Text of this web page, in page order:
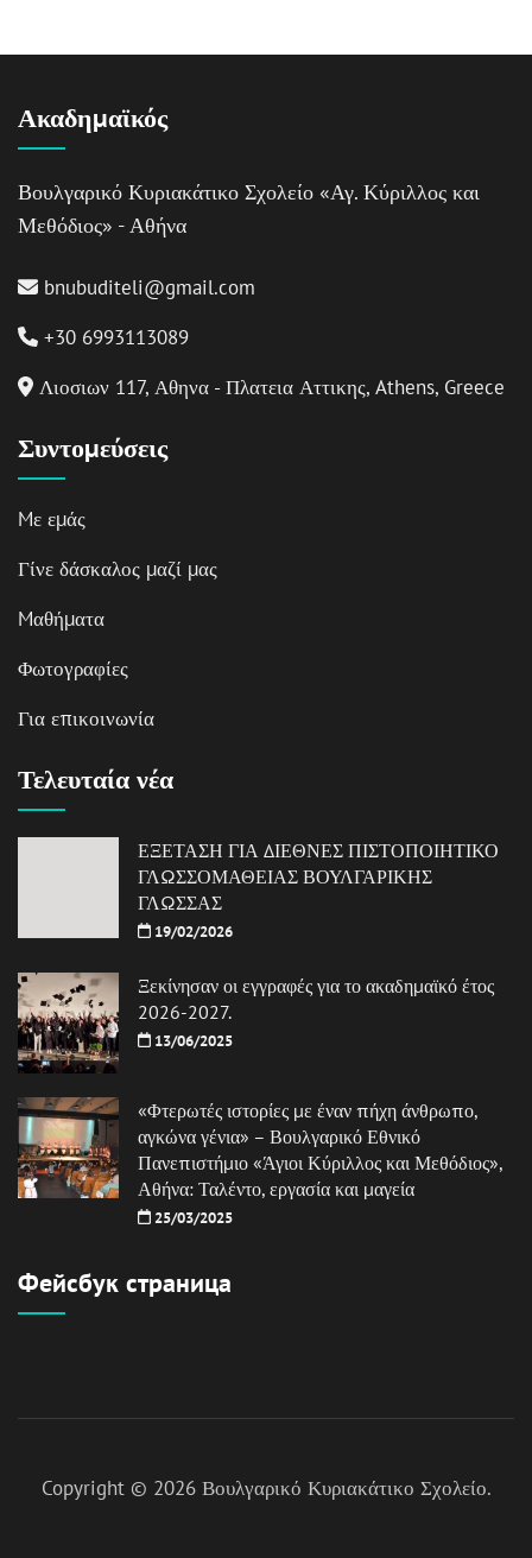
Ακαδημαϊκός
Βουλγαρικό Κυριακάτικο Σχολείο «Αγ. Κύριλλος και
Μεθόδιος» - Αθήνα
bnubuditeli@gmail.com
+30 6993113089
Λιοσιων 117, Αθηνα - Πλατεια Αττικης, Athens, Greece
Συντομεύσεις
Mε εμάς
Γίνε δάσκαλος μαζί μας
Mαθήματα
Φωτογραφίες
Για επικοινωνία
Τελευταία νέα
ΕΞΕΤΑΣΗ ΓΙΑ ΔΙΕΘΝΕΣ ΠΙΣΤΟΠΟΙΗΤΙΚΟ
ΓΛΩΣΣΟΜΑΘΕΙΑΣ ΒΟΥΛΓΑΡΙΚΗΣ
ΓΛΩΣΣΑΣ
19/02/2026
Ξεκίνησαν οι εγγραφές για το ακαδημαϊκό έτος
2026-2027.
13/06/2025
«Φτερωτές ιστορίες με έναν πήχη άνθρωπο,
αγκώνα γένια» – Βουλγαρικό Εθνικό
Πανεπιστήμιο «Άγιοι Κύριλλος και Μεθόδιος»,
Αθήνα: Ταλέντο, εργασία και μαγεία
25/03/2025
Фейсбук страница
Copyright © 2026 Βουλγαρικό Κυριακάτικο Σχολείο.